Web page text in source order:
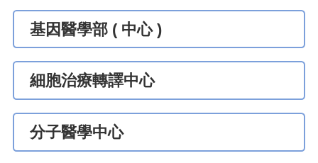
基因醫學部 ( 中心 )
細胞治療轉譯中心
分子醫學中心